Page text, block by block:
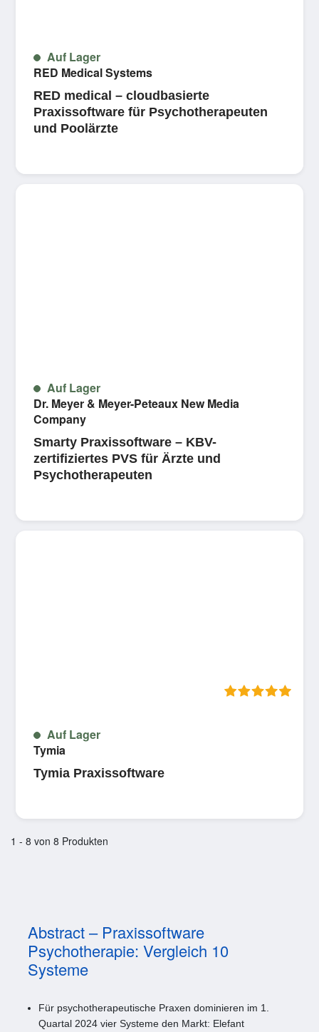
Auf Lager
RED Medical Systems
RED medical – cloudbasierte
Praxissoftware für Psychotherapeuten
und Poolärzte
Auf Lager
Dr. Meyer & Meyer-Peteaux New Media
Company
Smarty Praxissoftware – KBV-
zertifiziertes PVS für Ärzte und
Psychotherapeuten
Auf Lager
Tymia
Tymia Praxissoftware
1 - 8 von 8 Produkten
Abstract – Praxissoftware
Psychotherapie: Vergleich 10
Systeme
Für psychotherapeutische Praxen dominieren im 1.
Quartal 2024 vier Systeme den Markt: Elefant